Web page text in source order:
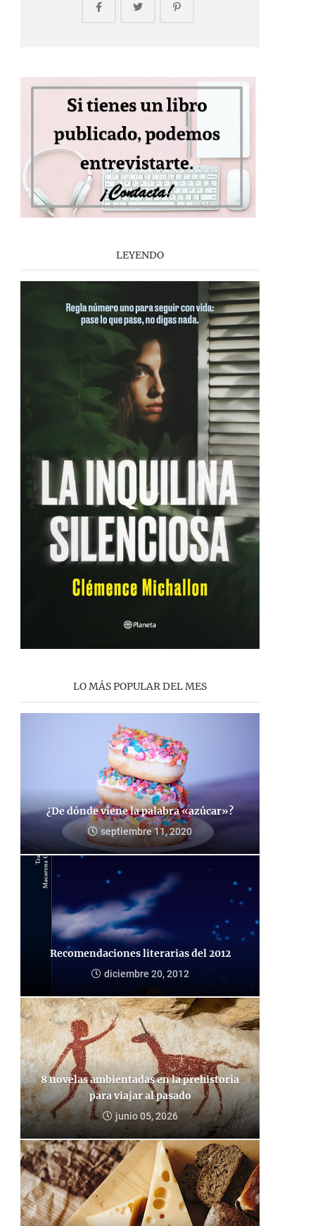
LEYENDO
LO MÁS POPULAR DEL MES
¿De dónde viene la palabra «azúcar»?
septiembre 11, 2020
Recomendaciones literarias del 2012
diciembre 20, 2012
8 novelas ambientadas en la prehistoria
para viajar al pasado
junio 05, 2026